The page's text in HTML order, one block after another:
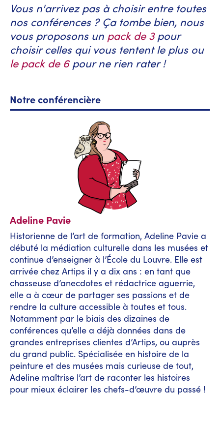
Vous n'arrivez pas à choisir entre toutes
nos conférences ? Ça tombe bien, nous
vous proposons un pack de 3pour
choisir celles qui vous tentent le plus ou
le pack de 6pour ne rien rater !
Notre conférencière
Adeline Pavie
Historienne de l’art de formation, Adeline Pavie a
débuté la médiation culturelle dans les musées et
continue d’enseigner à l’École du Louvre. Elle est
arrivée chez Artips il y a dix ans : en tant que
chasseuse d’anecdotes et rédactrice aguerrie,
elle a à cœur de partager ses passions et de
rendre la culture accessible à toutes et tous.
Notamment par le biais des dizaines de
conférences qu’elle a déjà données dans de
grandes entreprises clientes d’Artips, ou auprès
du grand public. Spécialisée en histoire de la
peinture et des musées mais curieuse de tout,
Adeline maîtrise l’art de raconter les histoires
pour mieux éclairer les chefs-d’œuvre du passé !